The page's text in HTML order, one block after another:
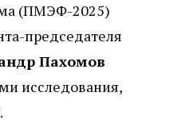
(ПМЭФ-2025)
председателя
Пахомов
исследования,